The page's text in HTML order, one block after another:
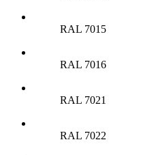
RAL 7015
RAL 7016
RAL 7021
RAL 7022